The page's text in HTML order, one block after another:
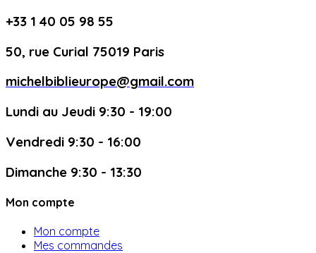
+33 1 40 05 98 55
50, rue Curial 75019 Paris
michelbiblieurope@gmail.com
Lundi au Jeudi 9:30 - 19:00
Vendredi 9:30 - 16:00
Dimanche 9:30 - 13:30
Mon compte
Mon compte
Mes commandes